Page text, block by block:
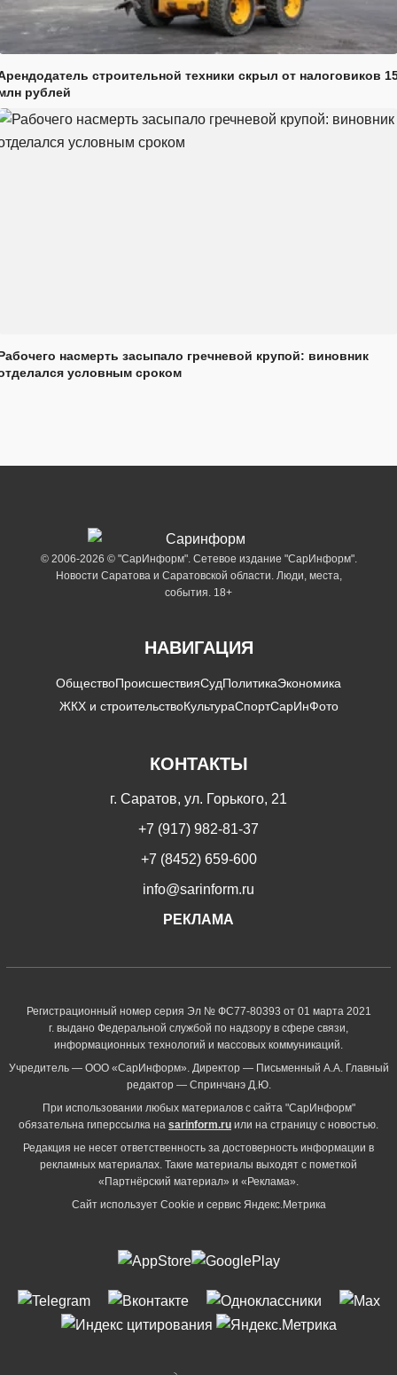
строительной техники скрыл от налоговиков
рублей
насмерть засыпало гречневой крупой: виновник
условным сроком
© 2006-2026 © "СарИнформ". Сетевое издание "СарИнформ".
Новости Саратова и Саратовской области. Люди, места,
события. 18+
НАВИГАЦИЯ
ОбществоПроисшествияСудПолитикаЭкономика
ЖКХ и строительствоКультураСпортСарИнФото
КОНТАКТЫ
г. Саратов, ул. Горького, 21
+7 (917) 982-81-37
+7 (8452) 659-600
info@sarinform.ru
РЕКЛАМА
Регистрационный номер серия Эл № ФС77-80393 от 01 марта 2021
г. выдано Федеральной службой по надзору в сфере связи,
информационных технологий и массовых коммуникаций.
Учредитель — ООО «СарИнформ». Директор — Письменный А.А. Главный
редактор — Спринчанэ Д.Ю.
При использовании любых материалов с сайта "СарИнформ"
обязательна гиперссылка на sarinform.ru или на страницу с новостью.
Редакция не несет ответственность за достоверность информации в
рекламных материалах. Такие материалы выходят с пометкой
«Партнёрский материал» и «Реклама».
Сайт использует Cookie и сервиc Яндекс.Метрика